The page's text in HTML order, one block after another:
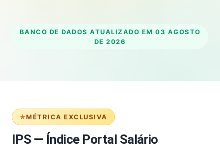
BANCO DE DADOS ATUALIZADO EM 03 AGOSTO
DE 2026
MÉTRICA EXCLUSIVA
IPS — Índice Portal Salário